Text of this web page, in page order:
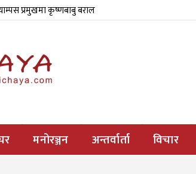
प्रमुखमा कृष्णबाबु बराल
मनोरञ्जन अन्तर्वार्ता विचार